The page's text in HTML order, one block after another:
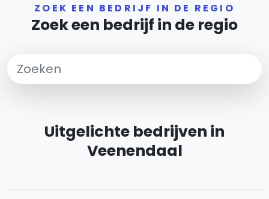
ZOEK EEN BEDRIJF IN DE REGIO
Zoek een bedrijf in de regio
Uitgelichte bedrijven in
Veenendaal